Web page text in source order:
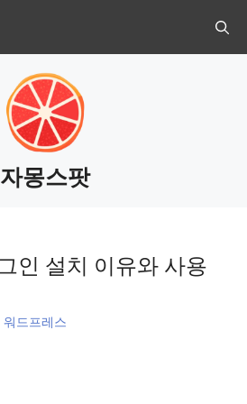
자몽스팟
인 설치 이유와 사용
워드프레스